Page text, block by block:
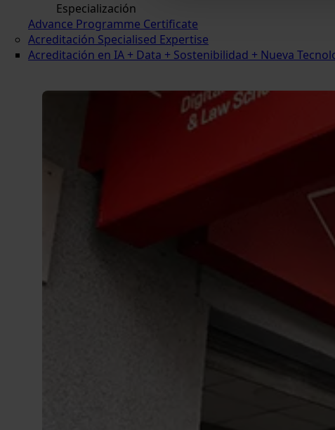
Especialización
Advance Programme Certificate
Acreditación Specialised Expertise
Acreditación en IA + Data + Sostenibilidad + Nueva